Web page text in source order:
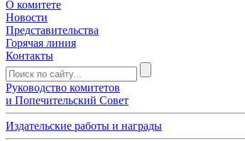
О комитете
Новости
Представительства
Горячая линия
Контакты
Руководство комитетов
и Попечительский Совет
Издательские работы и награды